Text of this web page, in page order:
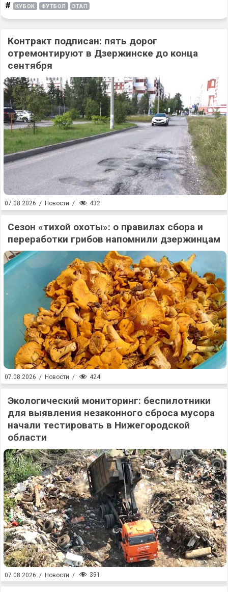
# КУБОК ФУТБОЛ ЭТАП
Контракт подписан: пять дорог
отремонтируют в Дзержинске до конца
сентября
07.08.2026 / Новости / 432
Сезон «тихой охоты»: о правилах сбора и
переработки грибов напомнили дзержинцам
07.08.2026 / Новости / 424
Экологический мониторинг: беспилотники
для выявления незаконного сброса мусора
начали тестировать в Нижегородской
области
07.08.2026 / Новости / 391